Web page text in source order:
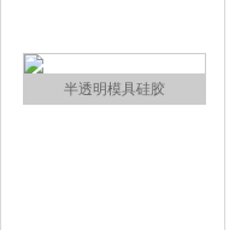
涂布硅胶